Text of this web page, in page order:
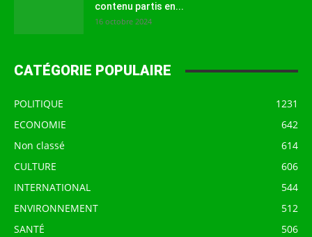
contenu partis en...
16 octobre 2024
CATÉGORIE POPULAIRE
POLITIQUE
1231
ECONOMIE
642
Non classé
614
CULTURE
606
INTERNATIONAL
544
ENVIRONNEMENT
512
SANTÉ
506